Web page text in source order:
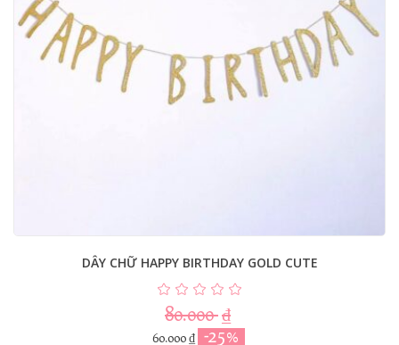
DÂY CHỮ HAPPY BIRTHDAY GOLD CUTE
80.000₫
60.000₫ -25%